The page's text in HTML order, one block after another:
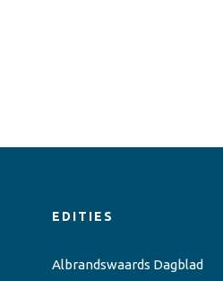
EDITIES
Albrandswaards Dagblad